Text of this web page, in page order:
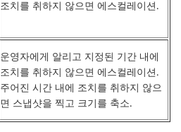
조치를 취하지 않으면 에스컬레이션.
운영자에게 알리고 지정된 기간 내에
조치를 취하지 않으면 에스컬레이션.
주어진 시간 내에 조치를 취하지 않으
면 스냅샷을 찍고 크기를 축소.